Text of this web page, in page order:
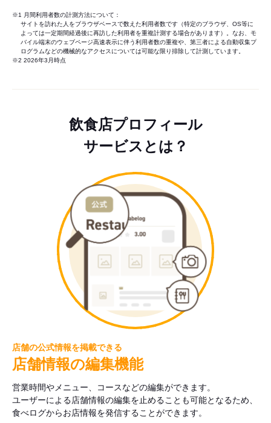
※1 月間利用者数の計測方法について：
サイトを訪れた人をブラウザベースで数えた利用者数です（特定のブラウザ、OS等に
よっては一定期間経過後に再訪した利用者を重複計測する場合があります）。なお、モ
バイル端末のウェブページ高速表示に伴う利用者数の重複や、第三者による自動収集プ
ログラムなどの機械的なアクセスについては可能な限り排除して計測しています。
※2 2026年3月時点
飲食店プロフィール
サービスとは？
店舗の公式情報を掲載できる
店舗情報の編集機能
営業時間やメニュー、コースなどの編集ができます。
ユーザーによる店舗情報の編集を止めることも可能となるため、
食べログからお店情報を発信することができます。